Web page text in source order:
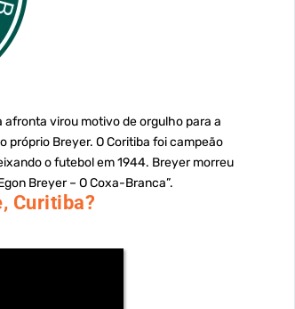
afronta virou motivo de orgulho para a
próprio Breyer. O Coritiba foi campeão
o futebol em 1944. Breyer morreu
Breyer – O Coxa-Branca”.
Curitiba?